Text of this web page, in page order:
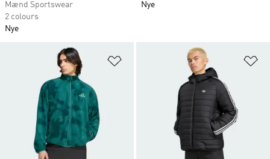
Mænd Sportswear
2 colours
Nye
Nye
Føj til ønskeliste